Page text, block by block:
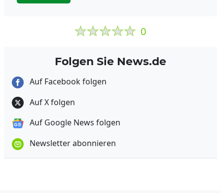
0
Folgen Sie News.de
Auf Facebook folgen
Auf X folgen
Auf Google News folgen
Newsletter abonnieren